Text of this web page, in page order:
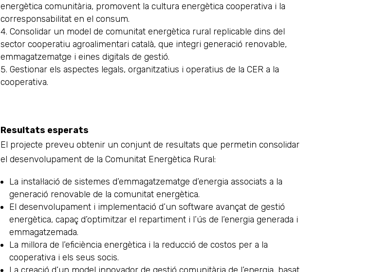
energètica comunitària, promovent la cultura energètica cooperativa i la
corresponsabilitat en el consum.
Consolidar un model de comunitat energètica rural replicable dins del
sector cooperatiu agroalimentari català, que integri generació renovable,
emmagatzematge i eines digitals de gestió.
Gestionar els aspectes legals, organitzatius i operatius de la CER a la
cooperativa.
Resultats esperats
El projecte preveu obtenir un conjunt de resultats que permetin consolidar
el desenvolupament de la Comunitat Energètica Rural:
La instal·lació de sistemes d’emmagatzematge d’energia associats a la
generació renovable de la comunitat energètica.
El desenvolupament i implementació d’un software avançat de gestió
energètica, capaç d’optimitzar el repartiment i l’ús de l’energia generada i
emmagatzemada.
La millora de l’eficiència energètica i la reducció de costos per a la
cooperativa i els seus socis.